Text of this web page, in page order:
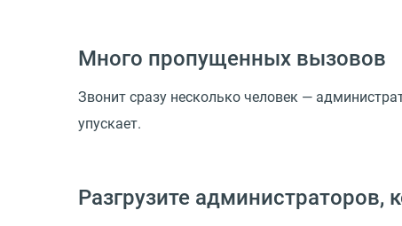
Много пропущенных вызовов
Звонит сразу несколько человек —
упускает.
Разгрузите администраторов,